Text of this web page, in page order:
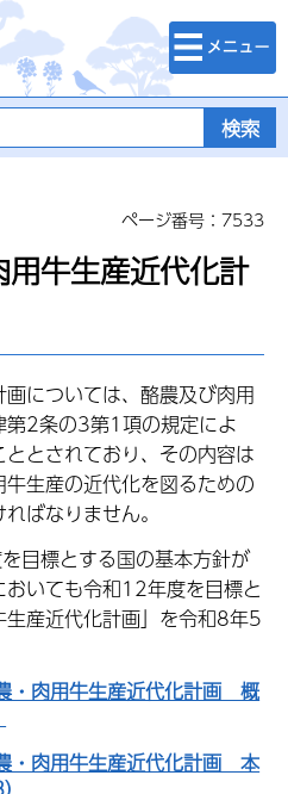
検索・メニュ
ー
ページ番号：7533
牛生産近代化計
については、酪農及び肉用
2条の3第1項の規定によ
とされており、その内容は
生産の近代化を図るための
ばなりません。
目標とする国の基本方針が
いても令和12年度を目標と
産近代化計画」を令和8年5
・肉用牛生産近代化計画 概
・肉用牛生産近代化計画 本